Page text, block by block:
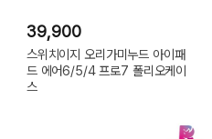
39,900
스위치이지 오리가미누드 아이패
드 에어6/5/4 프로7 폴리오케이
스